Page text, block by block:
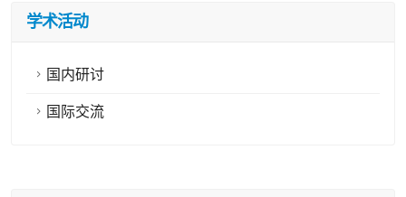
学术活动
国内研讨
国际交流